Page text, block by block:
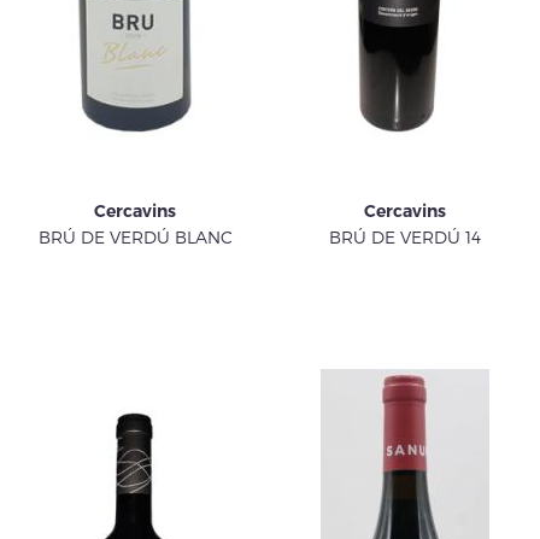
Cercavins
BRÚ DE VERDÚ BLANC
Cercavins
BRÚ DE VERDÚ 14